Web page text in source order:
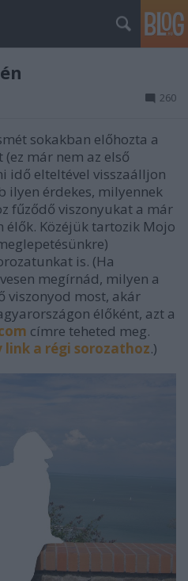
260
sokakban előhozta a
már nem az első
idő elteltével visszaálljon
ilyen érdekes, milyennek
fűződő viszonyukat a már
Közéjük tartozik Mojo
is. (Ha
megírnád, milyen a
viszonyod most, akár
élőként, azt a
címre teheted meg.
link a régi sorozathoz.)